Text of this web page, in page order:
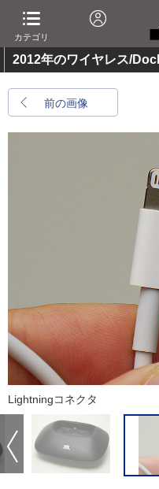
カテゴリ
2012年のワイヤレス/
前の画像
Lightningコネクタ